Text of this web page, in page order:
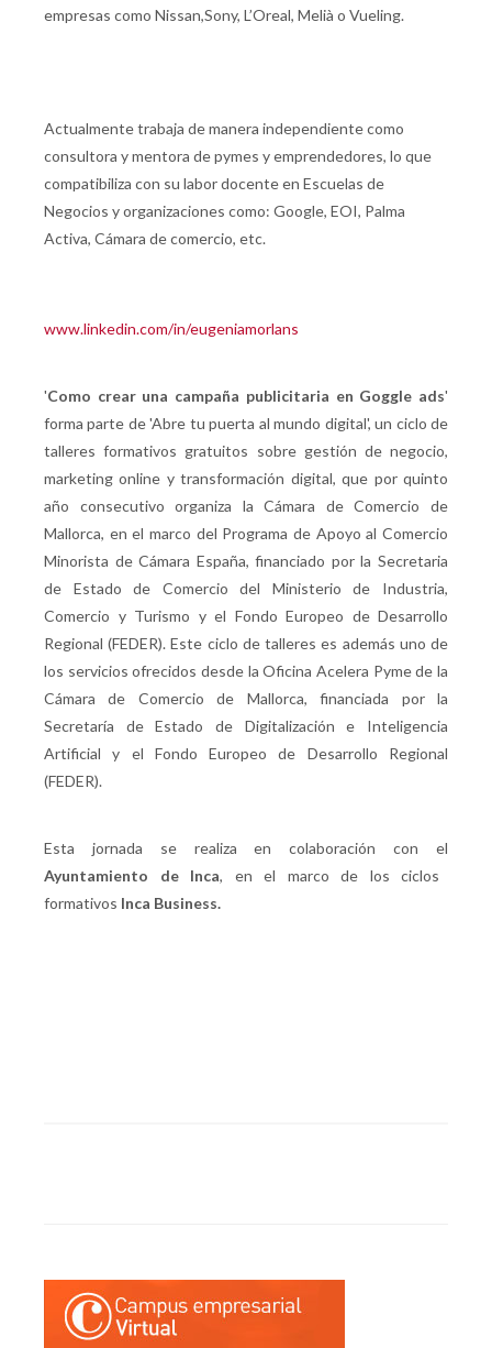
empresas como Nissan,Sony, L’Oreal, Melià o Vueling.
Actualmente trabaja de manera independiente como
consultora y mentora de pymes y emprendedores, lo que
compatibiliza con su labor docente en Escuelas de
Negocios y organizaciones como: Google, EOI, Palma
Activa, Cámara de comercio, etc.
www.linkedin.com/in/eugeniamorlans
'Como crear una campaña publicitaria en Goggle ads'
forma parte de 'Abre tu puerta al mundo digital', un ciclo de
talleres formativos gratuitos sobre gestión de negocio,
marketing online y transformación digital, que por quinto
año consecutivo organiza la Cámara de Comercio de
Mallorca, en el marco del Programa de Apoyo al Comercio
Minorista de Cámara España, financiado por la Secretaria
de Estado de Comercio del Ministerio de Industria,
Comercio y Turismo y el Fondo Europeo de Desarrollo
Regional (FEDER). Este ciclo de talleres es además uno de
los servicios ofrecidos desde la Oficina Acelera Pyme de la
Cámara de Comercio de Mallorca, financiada por la
Secretaría de Estado de Digitalización e Inteligencia
Artificial y el Fondo Europeo de Desarrollo Regional
(FEDER).
Esta jornada se realiza en colaboración con el
Ayuntamiento de Inca, en el marco de los ciclos
formativos Inca Business.